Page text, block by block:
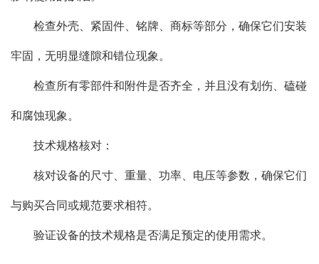
检查外壳、紧固件、铭牌、商标等部分，确保它们安装
牢固，无明显缝隙和错位现象。
检查所有零部件和附件是否齐全，并且没有划伤、磕碰
和腐蚀现象。
技术规格核对：
核对设备的尺寸、重量、功率、电压等参数，确保它们
与购买合同或规范要求相符。
验证设备的技术规格是否满足预定的使用需求。